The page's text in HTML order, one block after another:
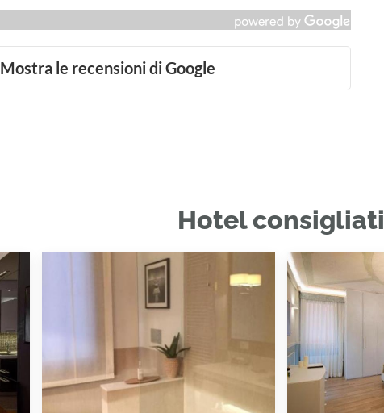
Mostra le recensioni di Google
Hotel consigliati